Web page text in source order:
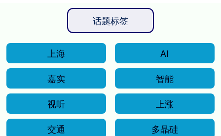
话题标签
上海
AI
嘉实
智能
视听
上涨
交通
多晶硅